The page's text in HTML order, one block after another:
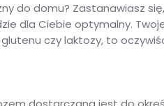
do domu? Zastanawiasz
dla Ciebie optymalny.
glutenu czy laktozy, to